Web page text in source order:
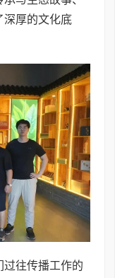
深厚的文化底
过往传播工作的